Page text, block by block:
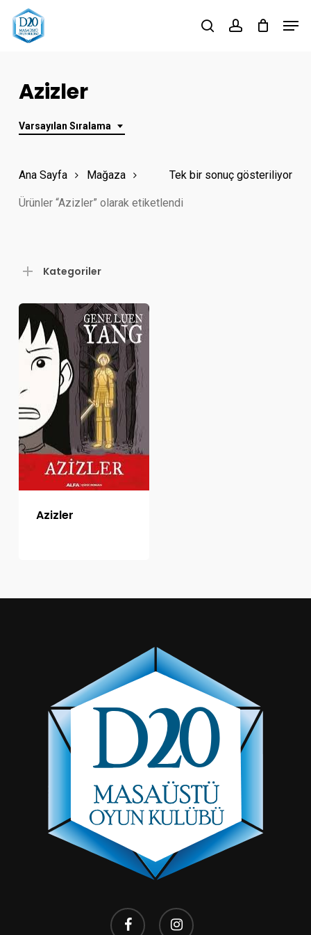
Skip
searchaccount
Azizler
Varsayılan Sıralama
Tek bir sonuç gösteriliyor
Ana Sayfa Mağaza
Ürünler “Azizler” olarak etiketlendi
Kategoriler
Azizler
facebook instagram